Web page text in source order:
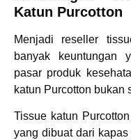
Katun Purcotton
Menjadi reseller
banyak keuntungan
pasar produk
katun Purcotton bukan
Tissue katun
yang dibuat dari kapas